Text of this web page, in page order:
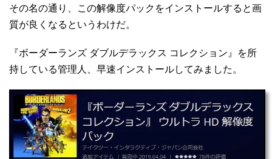
その名の通り、この解像度パックをインストールすると画
質が良くなるというわけだ。
『ボーダーランズ ダブルデラックス コレクション』を所
持している管理人、早速インストールしてみました。